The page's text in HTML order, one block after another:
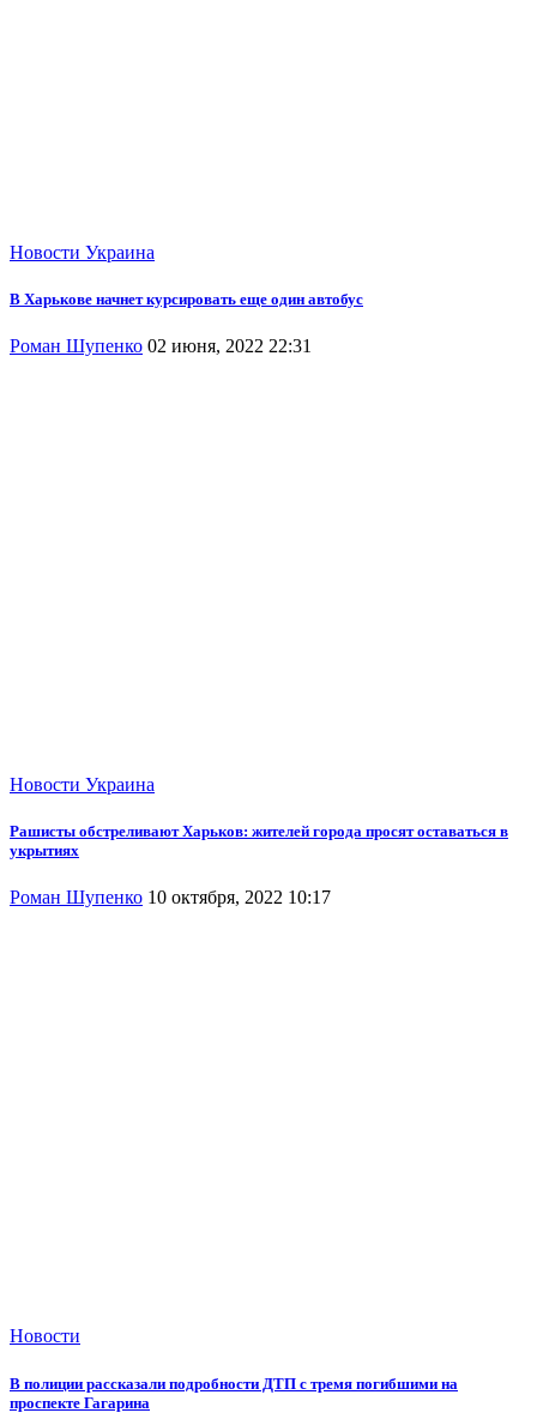
Новости Украина
В Харькове начнет курсировать еще один автобус
Роман Шупенко 02 июня, 2022 22:31
Новости Украина
Рашисты обстреливают Харьков: жителей города просят оставаться в
укрытиях
Роман Шупенко 10 октября, 2022 10:17
Новости
В полиции рассказали подробности ДТП с тремя погибшими на
проспекте Гагарина